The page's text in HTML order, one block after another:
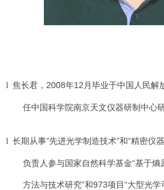
l 焦长君，2008年12月毕业于中国人民解
任中国科学院南京天文仪器研制中心研
l 长期从事“先进光学制造技术”和“精密仪
负责人参与国家自然科学基金“基于
方法与技术研究”和973项目“大型光